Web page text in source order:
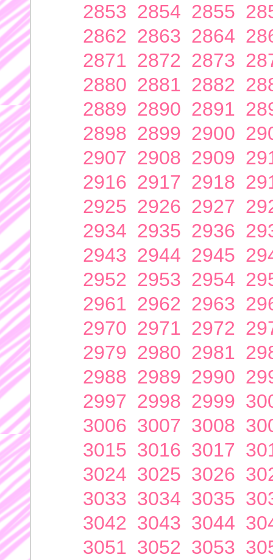
2853 2854 2855
2862 2863 2864
2871 2872 2873
2880 2881 2882
2889 2890 2891
2898 2899 2900
2907 2908 2909
2916 2917 2918
2925 2926 2927
2934 2935 2936
2943 2944 2945
2952 2953 2954
2961 2962 2963
2970 2971 2972
2979 2980 2981
2988 2989 2990
2997 2998 2999
3006 3007 3008
3015 3016 3017
3024 3025 3026
3033 3034 3035
3042 3043 3044
3051 3052 3053